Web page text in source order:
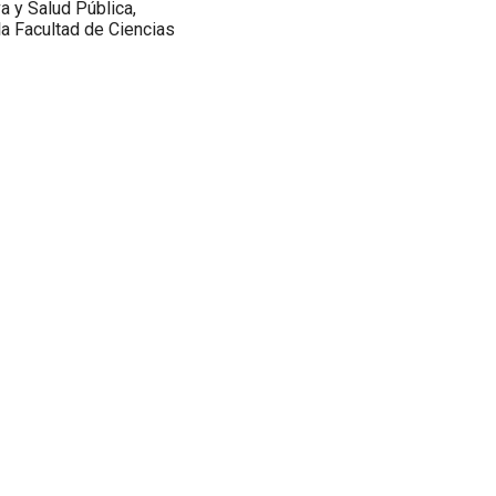
y Salud Pública,
Facultad de Ciencias